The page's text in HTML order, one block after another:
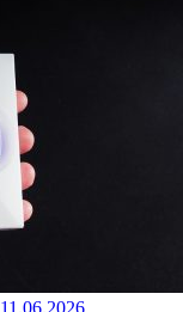
11.06.2026